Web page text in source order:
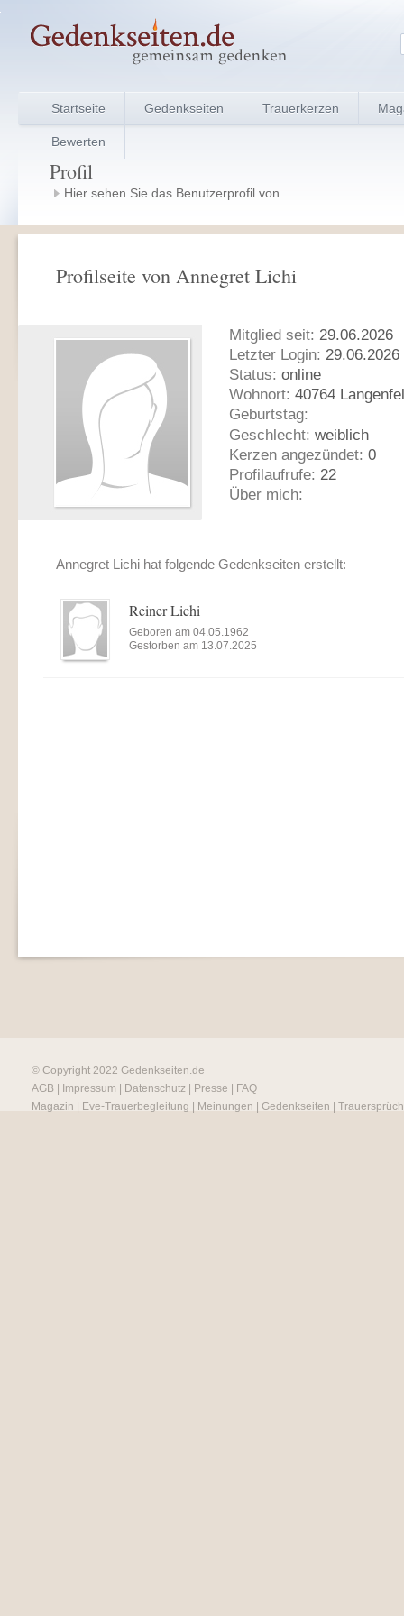
Startseite Gedenkseiten Trauerkerzen
Bewerten
Profil
Hier sehen Sie das Benutzerprofil von ...
Profilseite von Annegret Lichi
Mitglied seit: 29.06.2026
Letzter Login:
Status: online
Wohnort: 40764
Geburtstag:
Geschlecht: weiblich
Kerzen angezündet: 0
Profilaufrufe: 22
Über mich:
Annegret Lichi hat folgende Gedenkseiten erstellt:
Reiner Lichi
Geboren am 04.05.1962
Gestorben am 13.07.2025
© Copyright 2022 Gedenkseiten.de
AGB
Impressum Datenschutz Presse
FAQ
Magazin
Eve-Trauerbegleitung Meinungen Gedenkseiten